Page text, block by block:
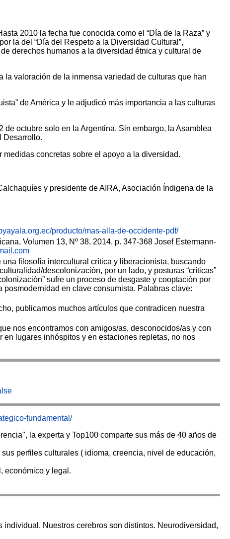
2010 la fecha fue conocida como el “Día de la Raza” y
la del “Día del Respeto a la Diversidad Cultural”,
derechos humanos a la diversidad étnica y cultural de
la valoración de la inmensa variedad de culturas que han
de América y le adjudicó más importancia a las culturas
octubre solo en la Argentina. Sin embargo, la Asamblea
Desarrollo.
concretas sobre el apoyo a la diversidad.
y presidente de AIRA, Asociación Índigena de la
producto/mas-alla-de-occidente-pdf/
Volumen 13, Nº 38, 2014, p. 347-368 Josef Estermann-
filosofía intercultural crítica y liberacionista, buscando
descolonización, por un lado, y posturas “críticas”
sufre un proceso de desgaste y cooptación por
en clave consumista. Palabras clave:
publicamos muchos artículos que contradicen nuestra
nos encontramos con amigos/as, desconocidos/as y con
lugares inhóspitos y en estaciones repletas, no nos
fundamental/
la experta y Top100 comparte sus más de 40 años de
perfiles culturales ( idioma, creencia, nivel de educación,
económico y legal.
Nuestros cerebros son distintos. Neurodiversidad,